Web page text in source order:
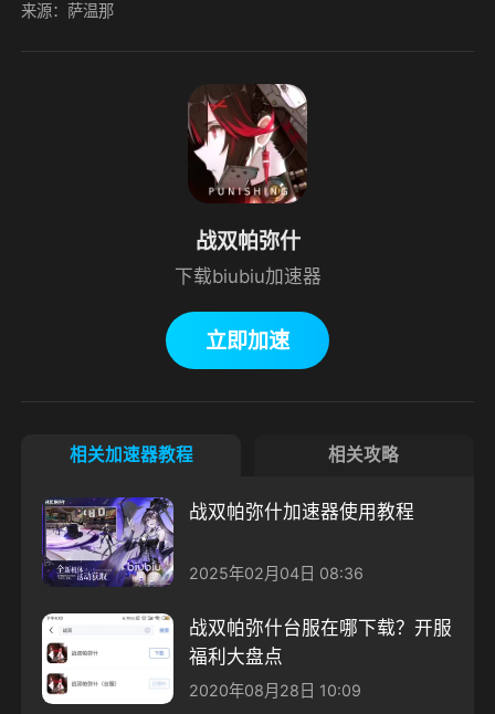
来源：萨温那
战双帕弥什
下载biubiu加速器
立即加速
相关加速器教程 相关攻略
战双帕弥什加速器使用教程
2025年02月04日 08:36
战双帕弥什台服在哪下载？开服
福利大盘点
2020年08月28日 10:09